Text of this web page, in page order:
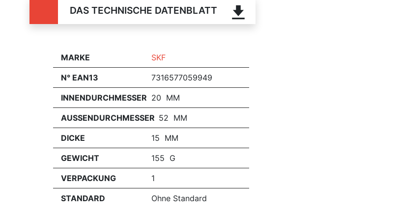
DAS TECHNISCHE DATENBLATT
MARKE SKF
N° EAN13 7316577059949
INNENDURCHMESSER 20 MM
AUSSENDURCHMESSER 52 MM
DICKE 15 MM
GEWICHT 155 G
VERPACKUNG 1
STANDARD Ohne Standard